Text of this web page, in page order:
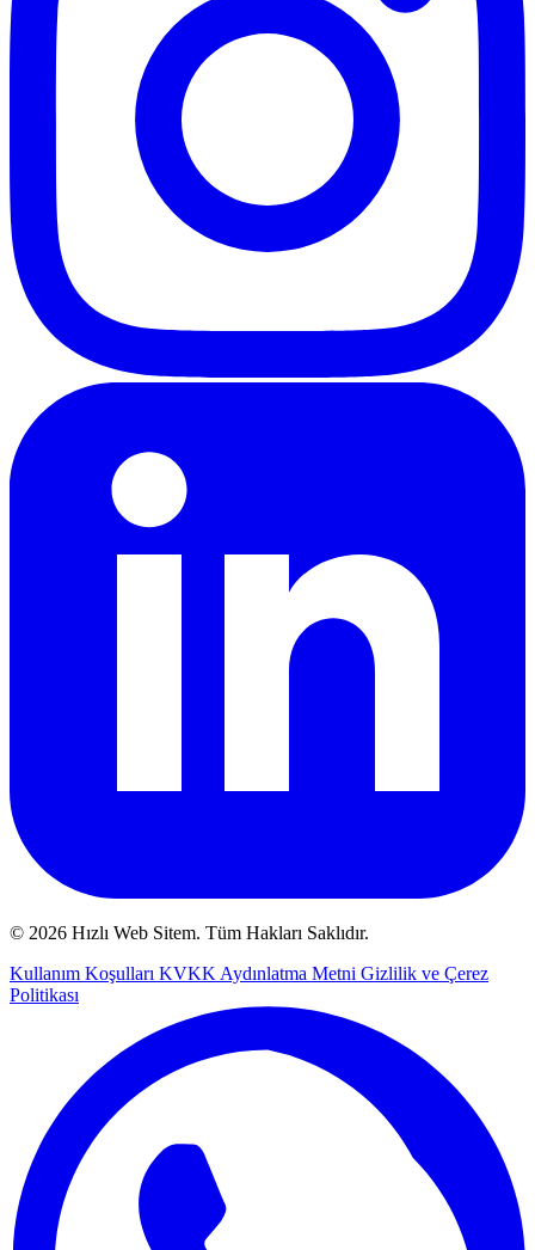
© 2026 Hızlı Web Sitem. Tüm Hakları Saklıdır.
Kullanım Koşulları KVKK Aydınlatma Metni Gizlilik ve Çerez
Politikası